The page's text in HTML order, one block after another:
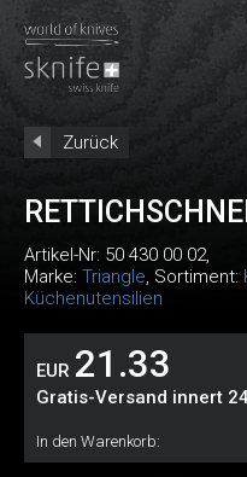
Zurück
Artikel-Nr: 50 430 00 02,
Marke: Triangle, Sortiment:
Küchenutensilien
EUR 21.33
Gratis-Versand innert
In den Warenkorb: